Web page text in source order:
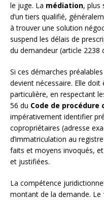
le juge. La médiation, plus
d’un tiers qualifié,
à trouver une solution
suspend les délais de
du demandeur (article 2238
Si ces démarches
devient nécessaire. Elle
particulière, en respectant
56 du Code de procédure
impérativement identifier
copropriétaires (adresse
d’immatriculation au
faits et moyens invoqués,
et justifiées.
La compétence
montant de la demande. Le